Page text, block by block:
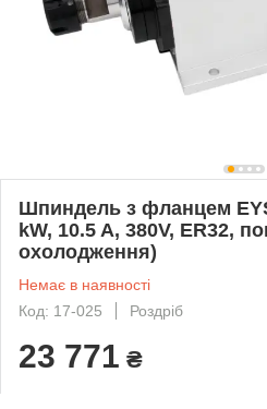
Шпиндель з фланцем
kW, 10.5 A, 380V, ER32,
охолодження)
Немає в наявності
Код: 17-025
Роздріб
23 771 ₴